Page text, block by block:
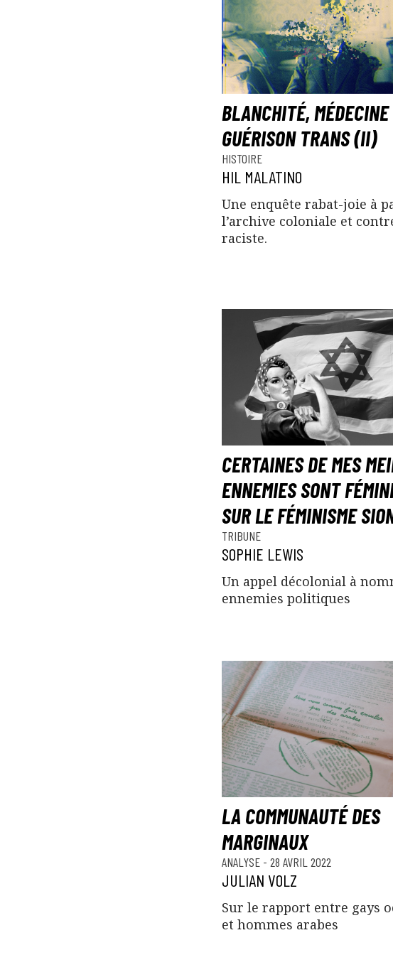
BLANCHITÉ,
GUÉRISON TRANS (II)
HISTOIRE
HIL MALATINO
Une enquête rabat-joie à
l’archive coloniale et
raciste.
CERTAINES DE MES
ENNEMIES SONT
SUR LE FÉMINISME
TRIBUNE
SOPHIE LEWIS
Un appel décolonial à
ennemies politiques
LA COMMUNAUTÉ DES
MARGINAUX
ANALYSE - 28 AVRIL 2022
JULIAN VOLZ
Sur le rapport entre gays
et hommes arabes